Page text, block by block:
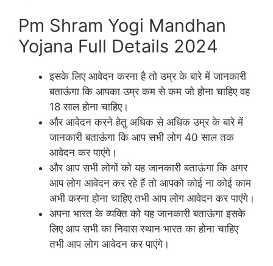
Pm Shram Yogi Mandhan
Yojana Full Details 2024
इसके लिए आवेदन करना है तो उम्र के बारे में जानकारी
बताऊंगा कि आपका उम्र कम से कम जो होना चाहिए वह
18 साल होना चाहिए।
और आवेदन करने हेतु अधिक से अधिक उम्र के बारे में
जानकारी बताऊंगा कि आप सभी लोग 40 साल तक
आवेदन कर पाएंगे।
और आप सभी लोगों को यह जानकारी बताऊंगा कि अगर
आप लोग आवेदन कर रहे हैं तो आपको कोई ना कोई काम
अभी करना होना चाहिए तभी आप लोग आवेदन कर पाएंगे।
अपना भारत के व्यक्ति को यह जानकारी बताऊंगा इसके
लिए आप सभी का निवास स्थान भारत का होना चाहिए
तभी आप लोग आवेदन कर पाएंगे।